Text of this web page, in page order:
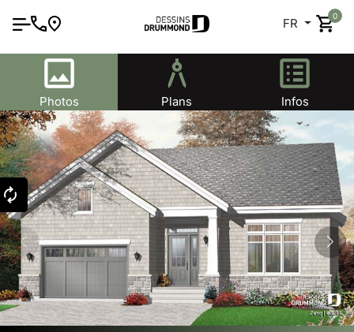
FR
0
Photos Plans Infos